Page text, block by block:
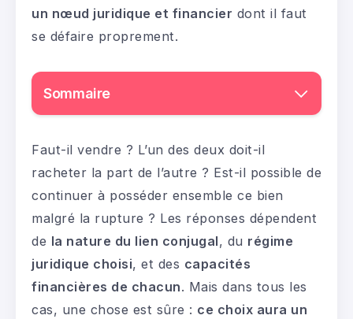
un nœud juridique et financier dont il faut
se défaire proprement.
Sommaire
Faut-il vendre ? L’un des deux doit-il
racheter la part de l’autre ? Est-il possible de
continuer à posséder ensemble ce bien
malgré la rupture ? Les réponses dépendent
de la nature du lien conjugal, du régime
juridique choisi, et des capacités
financières de chacun. Mais dans tous les
cas, une chose est sûre : ce choix aura un